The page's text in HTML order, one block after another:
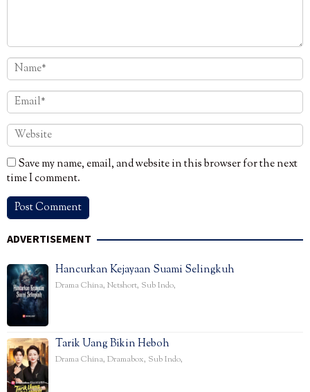
Save my name, email, and website in this browser for the next
time I comment.
ADVERTISEMENT
Hancurkan Kejayaan Suami Selingkuh
Drama China, Netshort, Sub Indo,
Tarik Uang Bikin Heboh
Drama China, Dramabox, Sub Indo,